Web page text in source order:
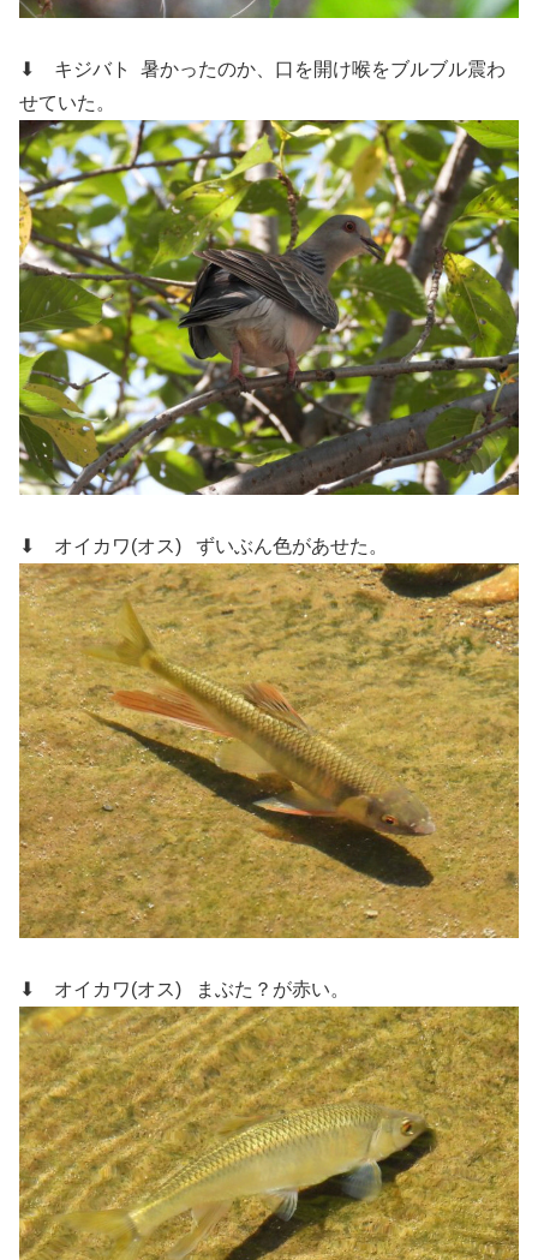
⬇ キジバト 暑かったのか、口を開け喉をブルブル震わ
せていた。
⬇ オイカワ(オス) ずいぶん色があせた。
⬇ オイカワ(オス) まぶた？が赤い。